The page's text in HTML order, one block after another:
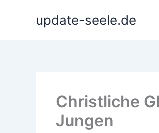
update-seele.de
Christliche
Jungen